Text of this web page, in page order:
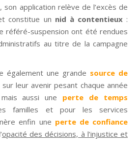
son application relève de l’excès de
constitue un nid à contentieux:
référé-suspension ont été rendues
au titre de la campagne
également une grande source de
sur leur avenir pesant chaque année
aussi une perte de temps
familles et pour les services
enfin une perte de confiance
opacité des décisions, à l’injustice et